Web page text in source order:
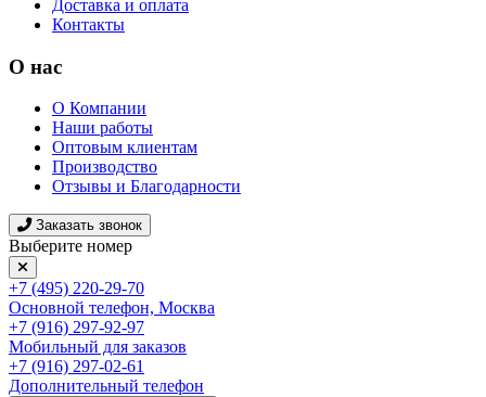
Доставка и оплата
Контакты
О нас
О Компании
Наши работы
Оптовым клиентам
Производство
Отзывы и Благодарности
Заказать звонок
Выберите номер
+7 (495) 220-29-70
Основной телефон, Москва
+7 (916) 297-92-97
Мобильный для заказов
+7 (916) 297-02-61
Дополнительный телефон